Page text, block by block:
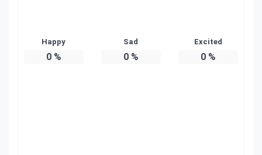
Happy
0%
Sad
0%
Excited
0%